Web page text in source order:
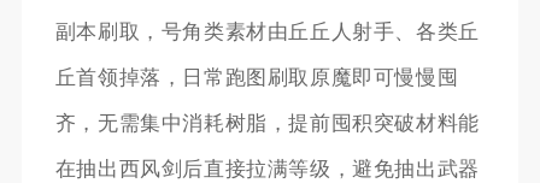
副本刷取，号角类素材由丘丘人射手、各类丘
丘首领掉落，日常跑图刷取原魔即可慢慢囤
齐，无需集中消耗树脂，提前囤积突破材料能
在抽出西风剑后直接拉满等级，避免抽出武器